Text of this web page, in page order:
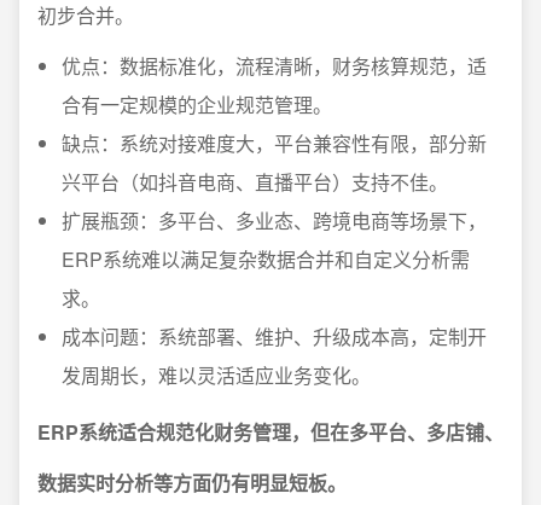
初步合并。
优点：数据标准化，流程清晰，财务核算规范，适
合有一定规模的企业规范管理。
缺点：系统对接难度大，平台兼容性有限，部分新
兴平台（如抖音电商、直播平台）支持不佳。
扩展瓶颈：多平台、多业态、跨境电商等场景下，
ERP系统难以满足复杂数据合并和自定义分析需
求。
成本问题：系统部署、维护、升级成本高，定制开
发周期长，难以灵活适应业务变化。
ERP系统适合规范化财务管理，但在多平台、多店铺、
数据实时分析等方面仍有明显短板。